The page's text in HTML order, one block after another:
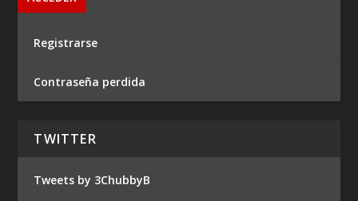
Registrarse
Contraseña perdida
TWITTER
Tweets by 3ChubbyB